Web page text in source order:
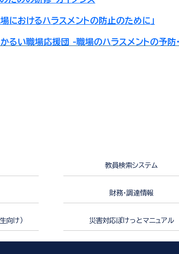
におけるハラスメントの防止のために」
るい職場応援団 -職場のハラスメントの予防
教員検索システム
財務・調達情報
向け） 災害対応ぽけっとマニュアル